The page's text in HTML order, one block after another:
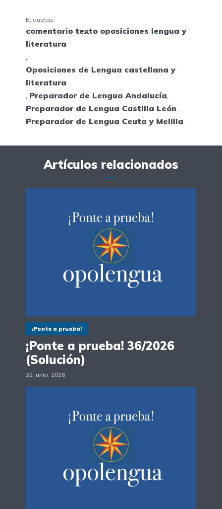
Etiquetas:
comentario texto oposiciones lengua y
literatura
,
Oposiciones de Lengua castellana y
literatura
, Preparador de Lengua Andalucía,
Preparador de Lengua Castilla León,
Preparador de Lengua Ceuta y Melilla
Artículos relacionados
¡Ponte a prueba!
¡Ponte a prueba! 36/2026
(Solución)
22 junio, 2026